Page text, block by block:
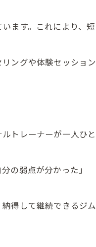
ます。これにより、短
ングや体験セッション
トレーナーが一人ひと
の弱点が分かった」
得して継続できるジム